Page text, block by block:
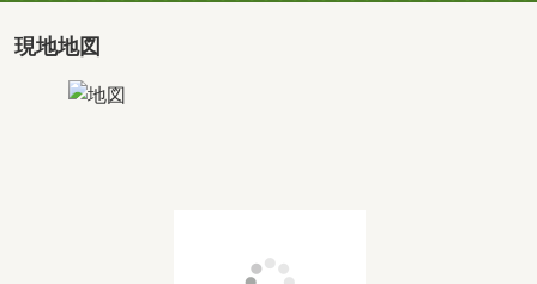
ご希望をお伝え頂ければ未公開情報や新規公開予定物件の
━━◇ TOHO HOUSE CLUB ◇━━
現地地図